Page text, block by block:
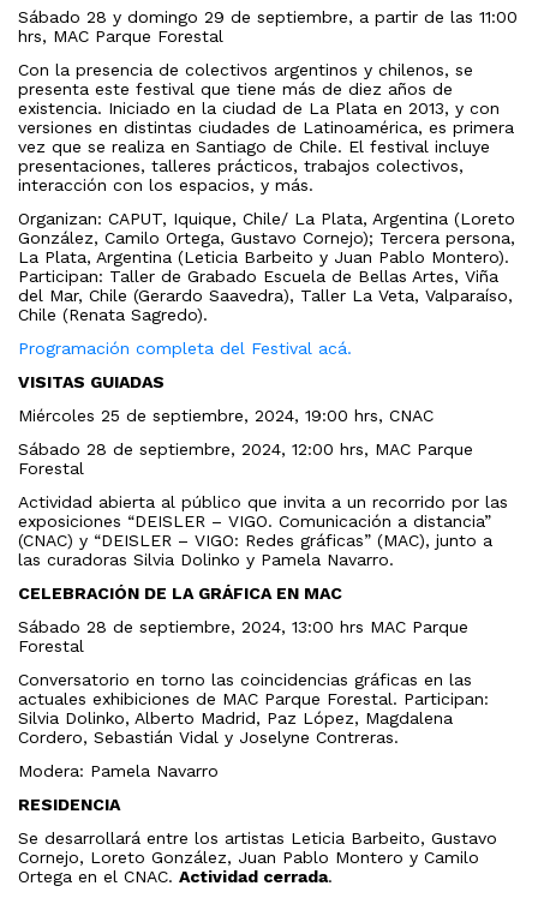
Sábado 28 y domingo 29 de septiembre, a partir de las 11:00
hrs, MAC Parque Forestal
Con la presencia de colectivos argentinos y chilenos, se
presenta este festival que tiene más de diez años de
existencia. Iniciado en la ciudad de La Plata en 2013, y con
versiones en distintas ciudades de Latinoamérica, es primera
vez que se realiza en Santiago de Chile. El festival incluye
presentaciones, talleres prácticos, trabajos colectivos,
interacción con los espacios, y más.
Organizan: CAPUT, Iquique, Chile/ La Plata, Argentina (Loreto
González, Camilo Ortega, Gustavo Cornejo); Tercera persona,
La Plata, Argentina (Leticia Barbeito y Juan Pablo Montero).
Participan: Taller de Grabado Escuela de Bellas Artes, Viña
del Mar, Chile (Gerardo Saavedra), Taller La Veta, Valparaíso,
Chile (Renata Sagredo).
Programación completa del Festival acá.
VISITAS GUIADAS
Miércoles 25 de septiembre, 2024, 19:00 hrs, CNAC
Sábado 28 de septiembre, 2024, 12:00 hrs, MAC Parque
Forestal
Actividad abierta al público que invita a un recorrido por las
exposiciones “DEISLER – VIGO. Comunicación a distancia”
(CNAC) y “DEISLER – VIGO: Redes gráficas” (MAC), junto a
las curadoras Silvia Dolinko y Pamela Navarro.
CELEBRACIÓN DE LA GRÁFICA EN MAC
Sábado 28 de septiembre, 2024, 13:00 hrs MAC Parque
Forestal
Conversatorio en torno las coincidencias gráficas en las
actuales exhibiciones de MAC Parque Forestal. Participan:
Silvia Dolinko, Alberto Madrid, Paz López, Magdalena
Cordero, Sebastián Vidal y Joselyne Contreras.
Modera: Pamela Navarro
RESIDENCIA
Se desarrollará entre los artistas Leticia Barbeito, Gustavo
Cornejo, Loreto González, Juan Pablo Montero y Camilo
Ortega en el CNAC. Actividad cerrada.